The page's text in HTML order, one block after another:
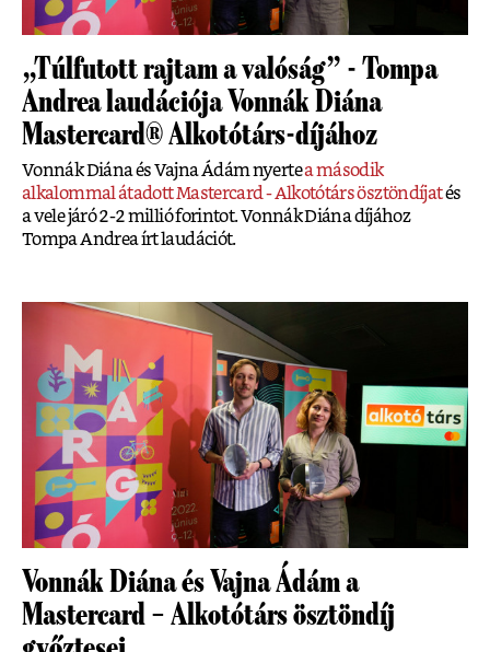
„Túlfutott rajtam a valóság” - Tompa
Andrea laudációja Vonnák Diána
Mastercard® Alkotótárs-díjához
Vonnák Diána és Vajna Ádám nyertea második
alkalommal átadott Mastercard - Alkotótárs ösztöndíjatés
a vele járó 2-2 millió forintot. Vonnák Diána díjához
Tompa Andrea írt laudációt.
Vonnák Diána és Vajna Ádám a
Mastercard – Alkotótárs ösztöndíj